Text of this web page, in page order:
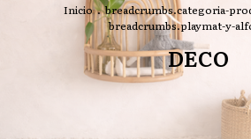
Inicio . breadcrumbs.categoria-
breadcrumbs.playmat-y-
DECO